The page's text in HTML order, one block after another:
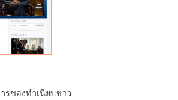
รของทำเนียบขาว